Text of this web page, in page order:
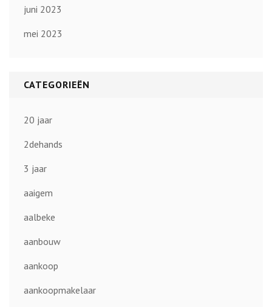
juni 2023
mei 2023
CATEGORIEËN
20 jaar
2dehands
3 jaar
aaigem
aalbeke
aanbouw
aankoop
aankoopmakelaar